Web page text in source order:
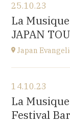
Okitama
JAPAN
à15H
25.10.23
La
JAPAN
Japan
Japan
1-14-14 OKUBO
à14H
14.10.23
La
Festival